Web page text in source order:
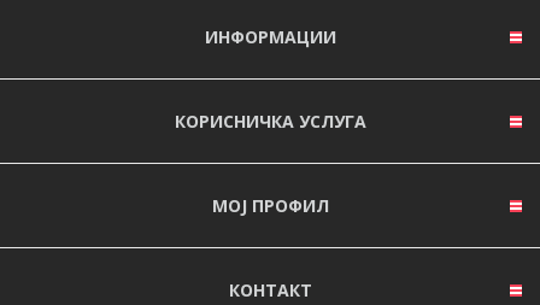
ИНФОРМАЦИИ
КОРИСНИЧКА УСЛУГА
МОЈ ПРОФИЛ
КОНТАКТ